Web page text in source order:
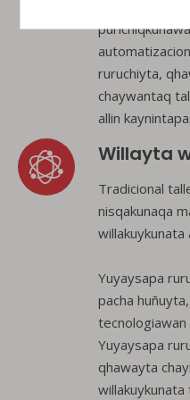
ruruchiyta,
chaywantaq
allin
Willayta
Tradicional
nisqakunaqa
willakuykunata
Yuyaysapa
pacha
tecnologiawan
Yuyaysapa
qhawayta